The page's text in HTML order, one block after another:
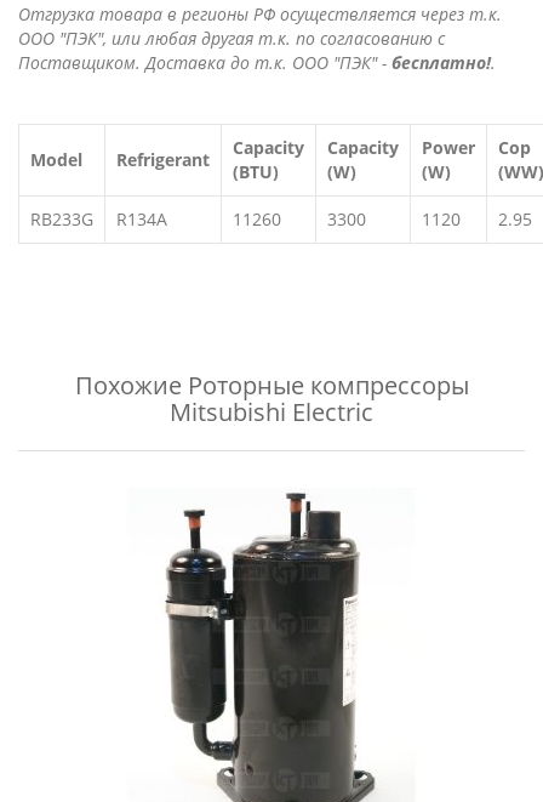
Отгрузка товара в регионы РФ осуществляется через т.к.
ООО "ПЭК", или любая другая т.к. по согласованию с
Поставщиком. Доставка до т.к. ООО "ПЭК" - бесплатно!.
Model Refrigerant
Capacity
(BTU)
Capacity
(W)
Power
(W)
Cop
(WW)
RB233G R134A 11260 3300 1120 2.95
Похожие Роторные компрессоры
Mitsubishi Electric